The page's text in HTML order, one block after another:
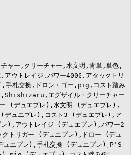
ャー,クリーチャー,水文明,青単,単色,
アウトレイジ,パワー4000,アタックトリ
,手札交換,ドロン・ゴー,pig,コスト踏み
,Shishizaru,エグザイル・クリーチャー
(デュエプレ),水文明 (デュエプレ),
ュエプレ),コスト3 (デュエプレ),ア
レ),アウトレイジ (デュエプレ),パワー2
トリガー (デュエプレ),ドロー (デュ
ュエプレ),手札交換 (デュエプレ),P'S